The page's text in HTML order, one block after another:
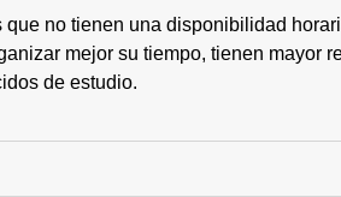
no tienen una disponibilidad
mejor su tiempo, tienen mayor
de estudio.